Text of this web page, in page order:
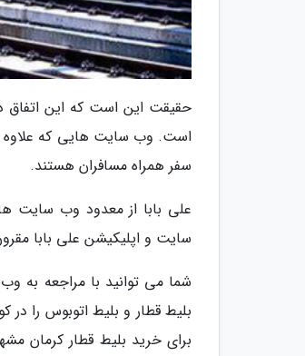
حقیقت این است که این اتفاق
است. وب سایت هایی که علاوه
سفر همراه مسافران هستند.
علی بابا از معدود وب سایت
سایت و اپلیکیشن علی بابا
شما می توانید با مراجعه به
برای خرید بلیط قطار کرمان